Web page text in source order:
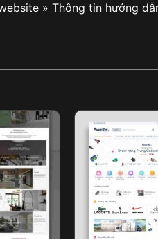
» Thông tin hướng